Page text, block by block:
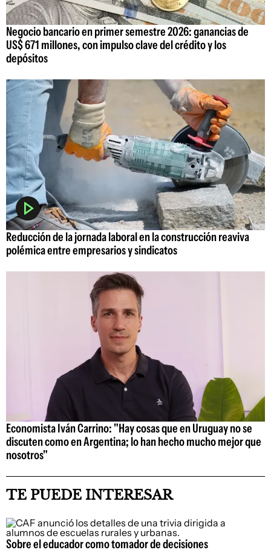
Negocio bancario en primer semestre 2026: ganancias de
US$ 671 millones, con impulso clave del crédito y los
depósitos
Reducción de la jornada laboral en la construcción reaviva
polémica entre empresarios y sindicatos
Economista Iván Carrino: "Hay cosas que en Uruguay no se
discuten como en Argentina; lo han hecho mucho mejor que
nosotros"
TE PUEDE INTERESAR
Sobre el educador como tomador de decisiones